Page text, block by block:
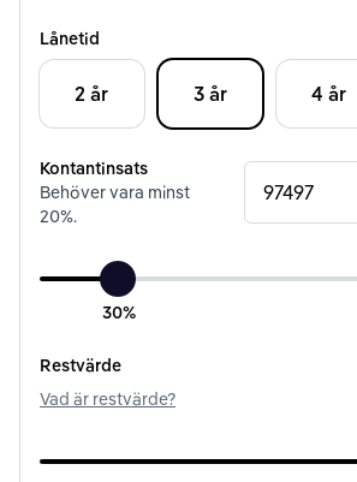
Lånetid
2 år 3 år 4 år
Kontantinsats
Behöver vara minst
20%.
30%
Restvärde
Vad är restvärde?